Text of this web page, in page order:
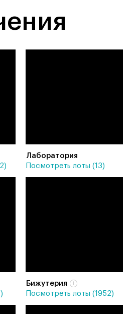
Лаборатория
Посмотреть лоты (13)
Бижутерия
Посмотреть лоты (1952)